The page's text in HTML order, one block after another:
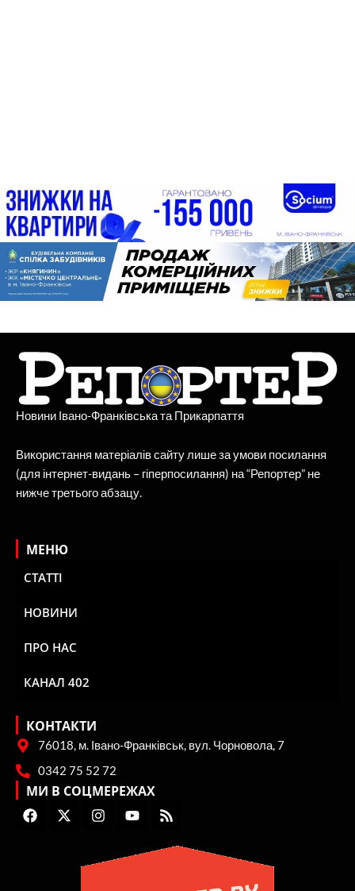
Новини Івано-Франківська та Прикарпаття
Використання матеріалів сайту лише за умови посилання
(для інтернет-видань – гіперпосилання) на “Репортер” не
нижче третього абзацу.
МЕНЮ
СТАТТІ
НОВИНИ
ПРО НАС
КАНАЛ 402
КОНТАКТИ
76018, м. Івано-Франківськ, вул. Чорновола, 7
0342 75 52 72
МИ В СОЦМЕРЕЖАХ
F
a
X
-
I
n
a
Y
o
t
R
s